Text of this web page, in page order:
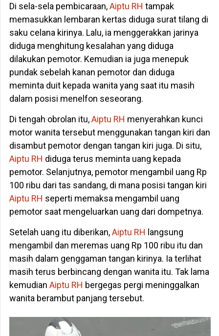
Di sela-sela pembicaraan,Aiptu RH tampak
memasukkan lembaran kertas diduga surat tilang di
saku celana kirinya. Lalu, ia menggerakkan jarinya
diduga menghitung kesalahan yang diduga
dilakukan pemotor. Kemudian ia juga menepuk
pundak sebelah kanan pemotor dan diduga
meminta duit kepada wanita yang saat itu masih
dalam posisi menelfon seseorang.
Di tengah obrolan itu,Aiptu RH menyerahkan kunci
motor wanita tersebut menggunakan tangan kiri dan
disambut pemotor dengan tangan kiri juga. Di situ,
Aiptu RH diduga terus meminta uang kepada
pemotor. Selanjutnya, pemotor mengambil uang Rp
100 ribu dari tas sandang, di mana posisi tangan kiri
Aiptu RH seperti memaksa mengambil uang
pemotor saat mengeluarkan uang dari dompetnya.
Setelah uang itu diberikan,Aiptu RH langsung
mengambil dan meremas uang Rp 100 ribu itu dan
masih dalam genggaman tangan kirinya. Ia terlihat
masih terus berbincang dengan wanita itu. Tak lama
kemudian Aiptu RH bergegas pergi meninggalkan
wanita berambut panjang tersebut.